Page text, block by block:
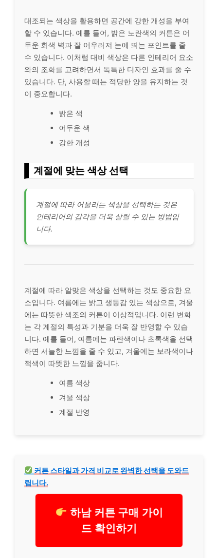
대조되는 색상을 활용하면 공간에 강한 개성을 부여
할 수 있습니다. 예를 들어, 밝은 노란색의 커튼은 어
두운 회색 벽과 잘 어우러져 눈에 띄는 포인트를 줄
수 있습니다. 이처럼 대비 색상은 다른 인테리어 요소
와의 조화를 고려하면서 독특한 디자인 효과를 줄 수
있습니다. 단, 사용할 때는 적당한 양을 유지하는 것
이 중요합니다.
밝은 색
어두운 색
강한 개성
계절에 맞는 색상 선택
계절에 따라 어울리는 색상을 선택하는 것은
인테리어의 감각을 더욱 살릴 수 있는 방법입
니다.
계절에 따라 알맞은 색상을 선택하는 것도 중요한 요
소입니다. 여름에는 밝고 생동감 있는 색상으로, 겨울
에는 따뜻한 색조의 커튼이 이상적입니다. 이런 변화
는 각 계절의 특성과 기분을 더욱 잘 반영할 수 있습
니다. 예를 들어, 여름에는 파란색이나 초록색을 선택
하면 서늘한 느낌을 줄 수 있고, 겨울에는 보라색이나
적색이 따뜻한 느낌을 줍니다.
여름 색상
겨울 색상
계절 반영
커튼 스타일과 가격 비교로 완벽한 선택을 도와드
립니다.
하남 커튼 구매 가이
드 확인하기